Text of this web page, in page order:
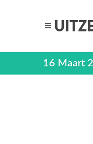
16 Maart